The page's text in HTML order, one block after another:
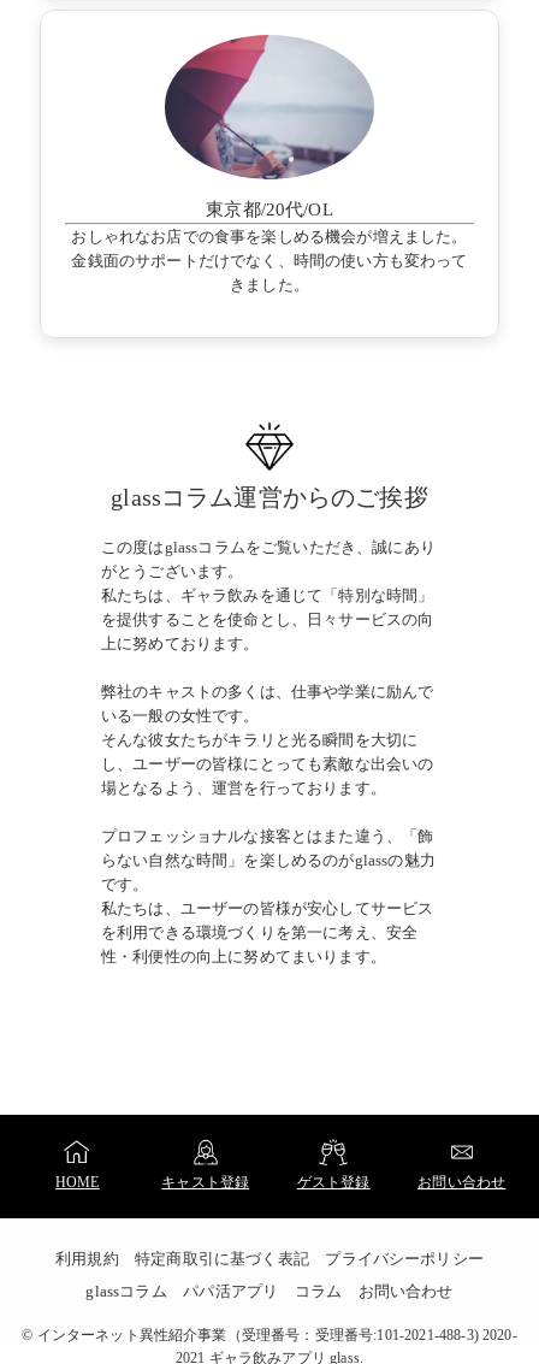
東京都/20代/OL
おしゃれなお店での食事を楽しめる機会が増えました。
金銭面のサポートだけでなく、時間の使い方も変わって
きました。
glassコラム運営からのご挨拶
この度はglassコラムをご覧いただき、誠にあり
がとうございます。
私たちは、ギャラ飲みを通じて「特別な時間」
を提供することを使命とし、日々サービスの向
上に努めております。
弊社のキャストの多くは、仕事や学業に励んで
いる一般の女性です。
そんな彼女たちがキラリと光る瞬間を大切に
し、ユーザーの皆様にとっても素敵な出会いの
場となるよう、運営を行っております。
プロフェッショナルな接客とはまた違う、「飾
らない自然な時間」を楽しめるのがglassの魅力
です。
私たちは、ユーザーの皆様が安心してサービス
を利用できる環境づくりを第一に考え、安全
性・利便性の向上に努めてまいります。
HOME キャスト登録 ゲスト登録 お問い合わせ
利用規約 特定商取引に基づく表記
プライバシーポリシー
glassコラム
パパ活アプリ コラム お問い合わせ
© インターネット異性紹介事業（受理番号：受理番号:101-2021-488-3) 2020-
2021 ギャラ飲みアプリ glass.